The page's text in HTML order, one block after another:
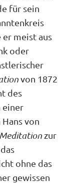
für sein
meist aus
oder
von 1872
des
einer
von
zur
ohne das
gewissen